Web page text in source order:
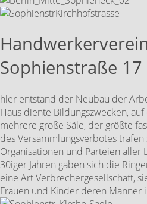
Sophienstraße 17
hier entstand der Neubau der
Haus diente Bildungszwecken,
mehrere große Säle, der größte
des Versammlungsverbotes
Organisationen und Parteien aller
30iger Jahren gaben sich die
eine Art Verbrechergesellschaft,
Frauen und Kinder deren Männer